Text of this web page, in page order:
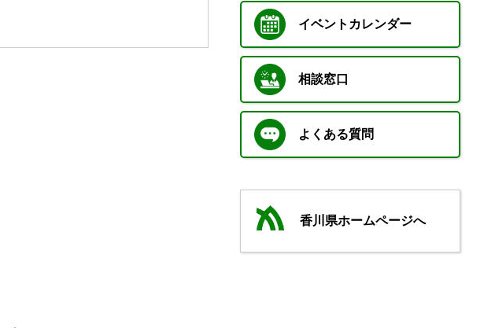
イベントカレンダー
相談窓口
よくある質問
香川県ホームページへ